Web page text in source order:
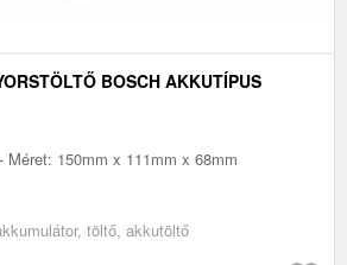
BOSCH AKKUTÍPUS
Méret: 150mm x 111mm x 68mm
töltő, akkutöltő